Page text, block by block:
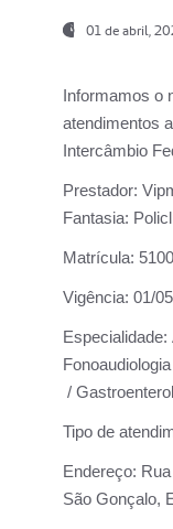
01 de abril,
Informamos o
atendimentos
Intercâmbio
Prestador:
Fantasia:
Matrícula:
Vigência: 01/
Especialidade:
/
Tipo de
Endereço:
São Gonçalo,